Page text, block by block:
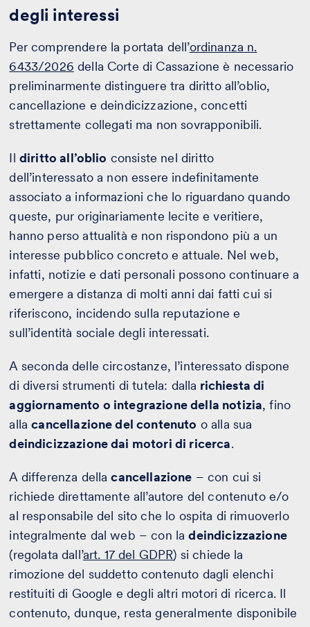
degli interessi
Per comprendere la portata dell’ordinanza n.
6433/2026 della Corte di Cassazione è necessario
preliminarmente distinguere tra diritto all’oblio,
cancellazione e deindicizzazione, concetti
strettamente collegati ma non sovrapponibili.
Il diritto all’oblio consiste nel diritto
dell’interessato a non essere indefinitamente
associato a informazioni che lo riguardano quando
queste, pur originariamente lecite e veritiere,
hanno perso attualità e non rispondono più a un
interesse pubblico concreto e attuale. Nel web,
infatti, notizie e dati personali possono continuare a
emergere a distanza di molti anni dai fatti cui si
riferiscono, incidendo sulla reputazione e
sull’identità sociale degli interessati.
A seconda delle circostanze, l’interessato dispone
di diversi strumenti di tutela: dalla richiesta di
aggiornamento o integrazione della notizia, fino
allacancellazione del contenuto o alla sua
deindicizzazione dai motori di ricerca.
A differenza dellacancellazione – con cui si
richiede direttamente all’autore del contenuto e/o
al responsabile del sito che lo ospita di rimuoverlo
integralmente dal web – con ladeindicizzazione
(regolata dall’art. 17 del GDPR) si chiede la
rimozione del suddetto contenuto dagli elenchi
restituiti di Google e degli altri motori di ricerca. Il
contenuto, dunque, resta generalmente disponibile